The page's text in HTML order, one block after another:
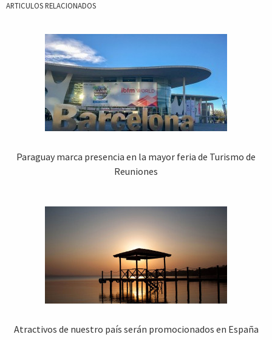
ARTICULOS RELACIONADOS
Paraguay marca presencia en la mayor feria de Turismo de
Reuniones
Atractivos de nuestro país serán promocionados en España